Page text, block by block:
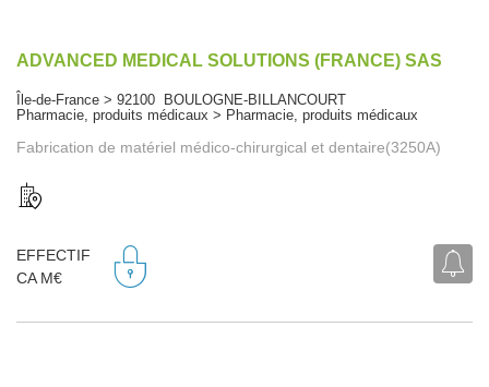
ADVANCED MEDICAL SOLUTIONS (FRANCE) SAS
Île-de-France > 92100 BOULOGNE-BILLANCOURT
Pharmacie, produits médicaux > Pharmacie, produits médicaux
Fabrication de matériel médico-chirurgical et dentaire(3250A)
EFFECTIF
CA M€